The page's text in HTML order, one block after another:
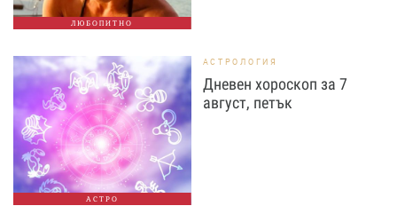
ЛЮБОПИТНО
АСТРО
АСТРОЛОГИЯ
Дневен хороскоп за 7
август, петък